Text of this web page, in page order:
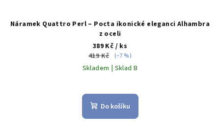
Náramek Quattro Perl – Pocta ikonické eleganci Alhambra
z oceli
389 Kč / ks
419 Kč
(–7 %)
Skladem | Sklad B
Do košíku